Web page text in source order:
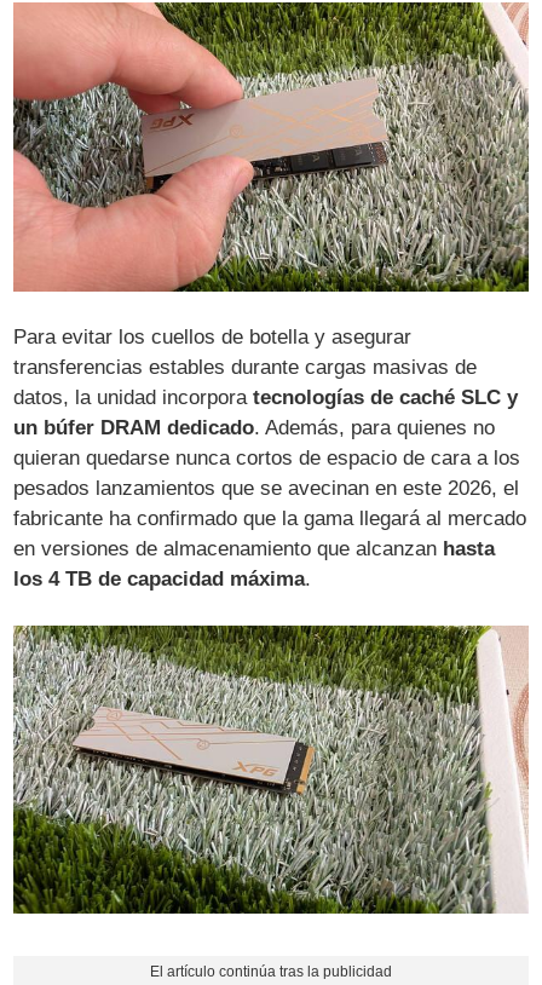
Para evitar los cuellos de botella y asegurar
transferencias estables durante cargas masivas de
datos, la unidad incorporatecnologías de caché SLC y
un búfer DRAM dedicado. Además, para quienes no
quieran quedarse nunca cortos de espacio de cara a los
pesados lanzamientos que se avecinan en este 2026, el
fabricante ha confirmado que la gama llegará al mercado
en versiones de almacenamiento que alcanzan hasta
los 4 TB de capacidad máxima.